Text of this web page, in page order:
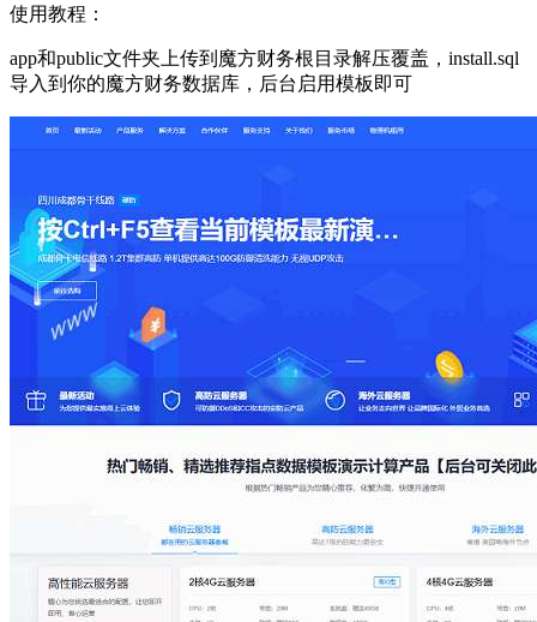
使用教程：
app和public文件夹上传到魔方财务根目录解压覆盖，install.sql
导入到你的魔方财务数据库，后台启用模板即可